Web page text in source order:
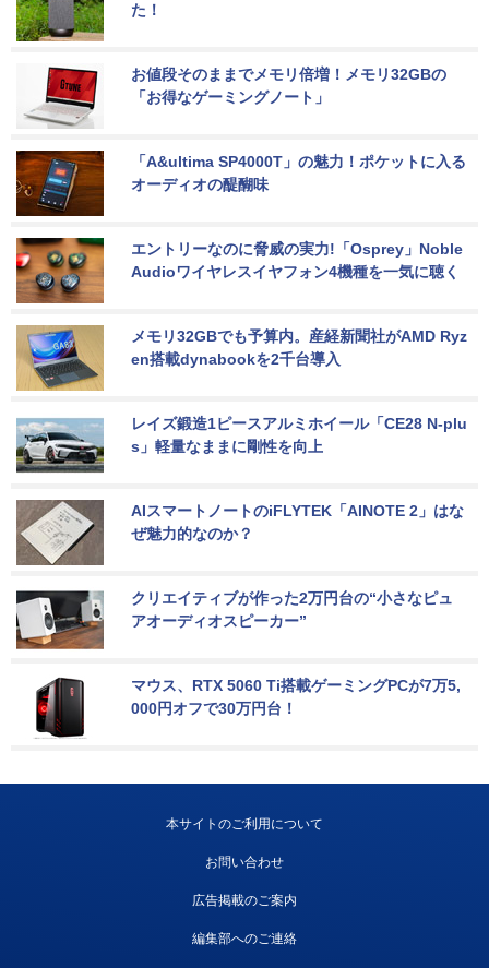
た！
お値段そのままでメモリ倍増！メモリ32GBの
「お得なゲーミングノート」
「A&ultima SP4000T」の魅力！ポケットに入る
オーディオの醍醐味
エントリーなのに脅威の実力!「Osprey」Noble
Audioワイヤレスイヤフォン4機種を一気に聴く
メモリ32GBでも予算内。産経新聞社がAMD Ryz
en搭載dynabookを2千台導入
レイズ鍛造1ピースアルミホイール「CE28 N-plu
s」軽量なままに剛性を向上
AIスマートノートのiFLYTEK「AINOTE 2」はな
ぜ魅力的なのか？
クリエイティブが作った2万円台の“小さなピュ
アオーディオスピーカー”
マウス、RTX 5060 Ti搭載ゲーミングPCが7万5,
000円オフで30万円台！
本サイトのご利用について
お問い合わせ
広告掲載のご案内
編集部へのご連絡